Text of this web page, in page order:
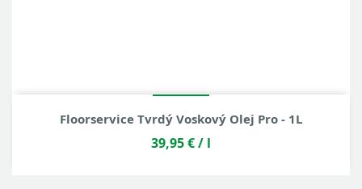
Floorservice Tvrdý Voskový Olej Pro - 1L
39,95 €/ l